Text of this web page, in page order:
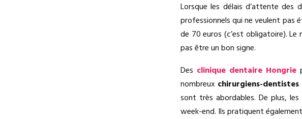
Lorsque les délais d’attente des
professionnels qui ne veulent pas
de 70 euros (c’est obligatoire).
pas être un bon signe.
Des clinique dentaire Hongrie
nombreux chirurgiens-dentistes
sont très abordables. De plus,
week-end. Ils pratiquent